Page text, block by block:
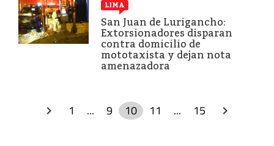
LIMA
San Juan de Lurigancho:
Extorsionadores disparan
contra domicilio de
mototaxista y dejan nota
amenazadora
1 ... 9 10 11 ... 15